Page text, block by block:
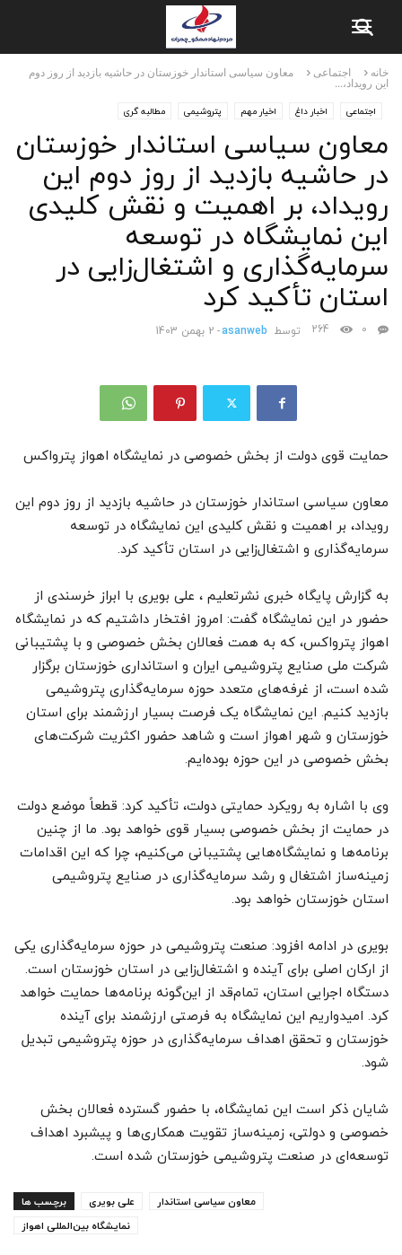
خانه اجتماعی
معاون سیاسی استاندار خوزستان در حاشیه بازدید از روز دوم
این رویداد،...
اجتماعی اخبار داغ اخیار مهم پتروشیمی مطالبه گری
معاون سیاسی استاندار خوزستان
در حاشیه بازدید از روز دوم این
رویداد، بر اهمیت و نقش کلیدی
این نمایشگاه در توسعه
سرمایه‌گذاری و اشتغال‌زایی در
استان تأکید کرد
توسط asanweb
- 2 بهمن 1403 0
264
حمایت قوی دولت از بخش خصوصی در نمایشگاه اهواز پترواکس
معاون سیاسی استاندار خوزستان در حاشیه بازدید از روز دوم این
رویداد، بر اهمیت و نقش کلیدی این نمایشگاه در توسعه
سرمایه‌گذاری و اشتغال‌زایی در استان تأکید کرد.
به گزارش پایگاه خبری نشرتعلیم ، علی بویری با ابراز خرسندی از
حضور در این نمایشگاه گفت: امروز افتخار داشتیم که در نمایشگاه
اهواز پترواکس، که به همت فعالان بخش خصوصی و با پشتیبانی
شرکت ملی صنایع پتروشیمی ایران و استانداری خوزستان برگزار
شده است، از غرفه‌های متعدد حوزه سرمایه‌گذاری پتروشیمی
بازدید کنیم. این نمایشگاه یک فرصت بسیار ارزشمند برای استان
خوزستان و شهر اهواز است و شاهد حضور اکثریت شرکت‌های
بخش خصوصی در این حوزه بوده‌ایم.
وی با اشاره به رویکرد حمایتی دولت، تأکید کرد: قطعاً موضع دولت
در حمایت از بخش خصوصی بسیار قوی خواهد بود. ما از چنین
برنامه‌ها و نمایشگاه‌هایی پشتیبانی می‌کنیم، چرا که این اقدامات
زمینه‌ساز اشتغال و رشد سرمایه‌گذاری در صنایع پتروشیمی
استان خوزستان خواهد بود.
بویری در ادامه افزود: صنعت پتروشیمی در حوزه سرمایه‌گذاری یکی
از ارکان اصلی برای آینده و اشتغال‌زایی در استان خوزستان است.
دستگاه اجرایی استان، تمام‌قد از این‌گونه برنامه‌ها حمایت خواهد
کرد. امیدواریم این نمایشگاه به فرصتی ارزشمند برای آینده
خوزستان و تحقق اهداف سرمایه‌گذاری در حوزه پتروشیمی تبدیل
شود.
شایان ذکر است این نمایشگاه، با حضور گسترده فعالان بخش
خصوصی و دولتی، زمینه‌ساز تقویت همکاری‌ها و پیشبرد اهداف
توسعه‌ای در صنعت پتروشیمی خوزستان شده است.
برچسب ها علی بویری
معاون سیاسی استاندار
نمایشگاه بین‌المللی اهواز